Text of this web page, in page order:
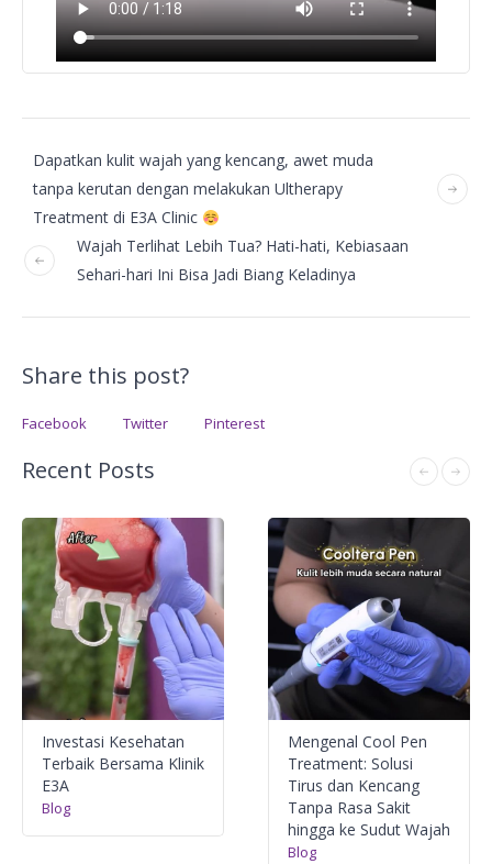
Dapatkan kulit wajah yang kencang, awet muda
tanpa kerutan dengan melakukan Ultherapy
Treatment di E3A Clinic
Wajah Terlihat Lebih Tua? Hati-hati, Kebiasaan
Sehari-hari Ini Bisa Jadi Biang Keladinya
Share this post?
Facebook Twitter Pinterest
Recent Posts
Investasi Kesehatan
Terbaik Bersama Klinik
E3A
Blog
Mengenal Cool Pen
Treatment: Solusi
Tirus dan Kencang
Tanpa Rasa Sakit
hingga ke Sudut Wajah
Blog